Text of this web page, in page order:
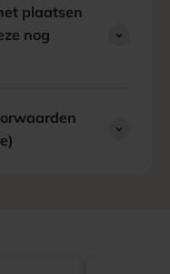
plaatsen
nog